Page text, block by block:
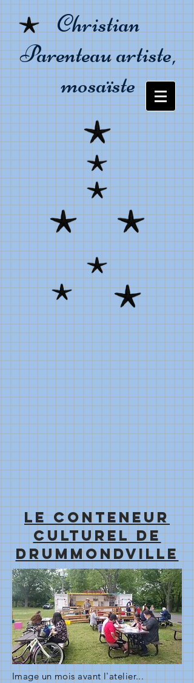
Christian
Parenteau artiste,
mosaïste
Le conteneur
culturel de
Drummondville
Image un mois avant l'atelier...